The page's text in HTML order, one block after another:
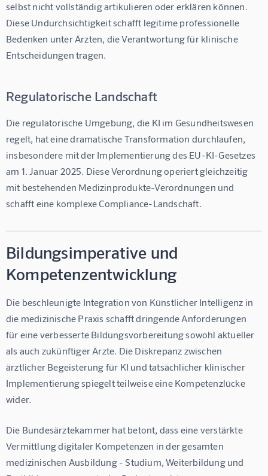
selbst nicht vollständig artikulieren oder erklären können.
Diese Undurchsichtigkeit schafft legitime professionelle
Bedenken unter Ärzten, die Verantwortung für klinische
Entscheidungen tragen.
Regulatorische Landschaft
Die regulatorische Umgebung, die KI im Gesundheitswesen
regelt, hat eine dramatische Transformation durchlaufen,
insbesondere mit der Implementierung des EU-KI-Gesetzes
am 1. Januar 2025. Diese Verordnung operiert gleichzeitig
mit bestehenden Medizinprodukte-Verordnungen und
schafft eine komplexe Compliance-Landschaft.
Bildungsimperative und
Kompetenzentwicklung
Die beschleunigte Integration von Künstlicher Intelligenz in
die medizinische Praxis schafft dringende Anforderungen
für eine verbesserte Bildungsvorbereitung sowohl aktueller
als auch zukünftiger Ärzte. Die Diskrepanz zwischen
ärztlicher Begeisterung für KI und tatsächlicher klinischer
Implementierung spiegelt teilweise eine Kompetenzlücke
wider.
Die Bundesärztekammer hat betont, dass eine verstärkte
Vermittlung digitaler Kompetenzen in der gesamten
medizinischen Ausbildung - Studium, Weiterbildung und